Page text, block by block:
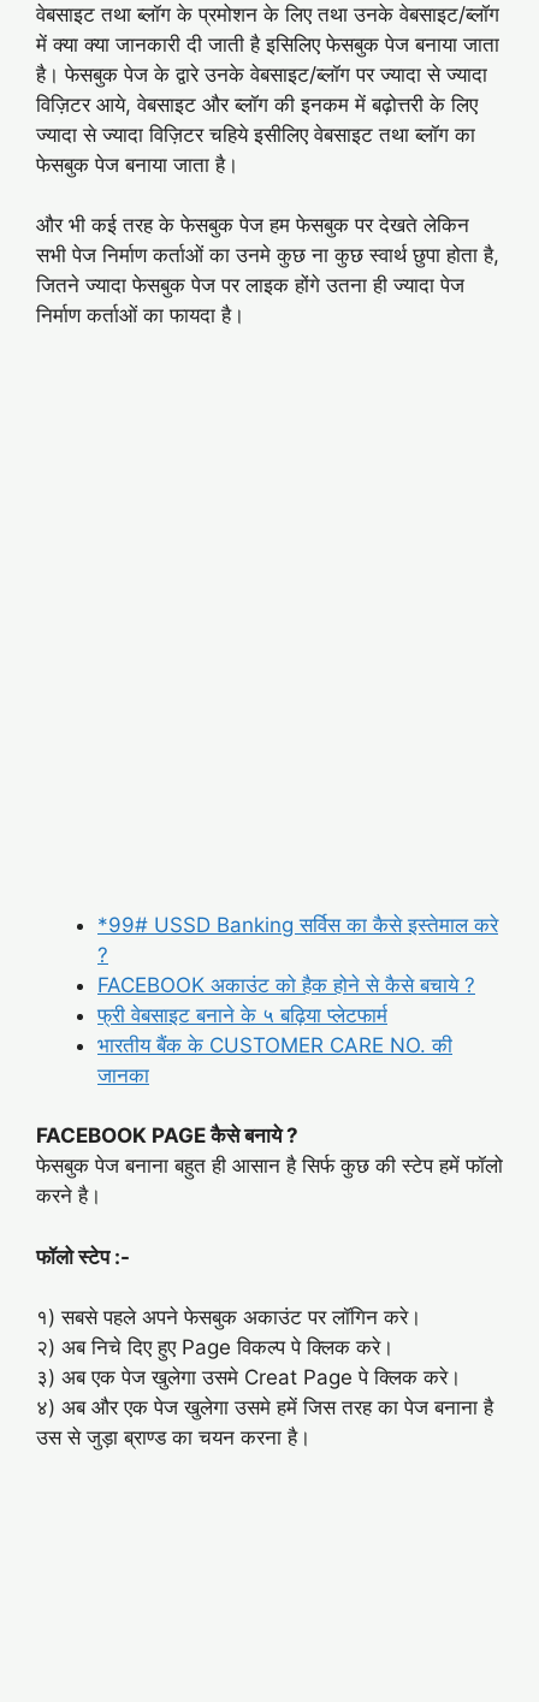
वेबसाइट तथा ब्लॉग के प्रमोशन के लिए तथा उनके वेबसाइट/ब्लॉग
में क्या क्या जानकारी दी जाती है इसिलिए फेसबुक पेज बनाया जाता
है। फेसबुक पेज के द्वारे उनके वेबसाइट/ब्लॉग पर ज्यादा से ज्यादा
विज़िटर आये, वेबसाइट और ब्लॉग की इनकम में बढ़ोत्तरी के लिए
ज्यादा से ज्यादा विज़िटर चहिये इसीलिए वेबसाइट तथा ब्लॉग का
फेसबुक पेज बनाया जाता है।
और भी कई तरह के फेसबुक पेज हम फेसबुक पर देखते लेकिन
सभी पेज निर्माण कर्ताओं का उनमे कुछ ना कुछ स्वार्थ छुपा होता है,
जितने ज्यादा फेसबुक पेज पर लाइक होंगे उतना ही ज्यादा पेज
निर्माण कर्ताओं का फायदा है।
*99# USSD Banking सर्विस का कैसे इस्तेमाल करे
?
FACEBOOK अकाउंट को हैक होने से कैसे बचाये ?
फ्री वेबसाइट बनाने के ५ बढ़िया प्लेटफार्म
भारतीय बैंक के CUSTOMER CARE NO. की
जानका
FACEBOOK PAGE कैसे बनाये ?
फेसबुक पेज बनाना बहुत ही आसान है सिर्फ कुछ की स्टेप हमें फॉलो
करने है।
फॉलो स्टेप :-
१) सबसे पहले अपने फेसबुक अकाउंट पर लॉगिन करे।
२) अब निचे दिए हुए Page विकल्प पे क्लिक करे।
३) अब एक पेज खुलेगा उसमे Creat Page पे क्लिक करे।
४) अब और एक पेज खुलेगा उसमे हमें जिस तरह का पेज बनाना है
उस से जुड़ा ब्राण्ड का चयन करना है।